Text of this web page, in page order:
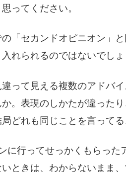
ってください。
の「セカンドオピニオン」
れられるのではないでしょ
違って見える複数のアドバ
。表現のしかたが違った
どれも同じことを言ってる
に行ってせっかくもらった
ときは、わからないまま